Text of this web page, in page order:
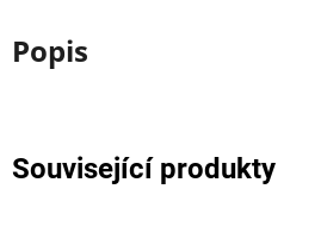
Popis
Související produkty